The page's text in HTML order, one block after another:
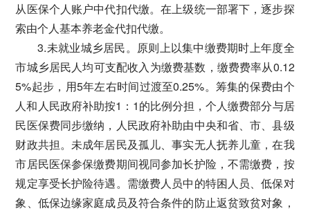
从医保个人账户中代扣代缴。在上级统一部署下，逐步探
索由个人基本养老金代扣代缴。
3.未就业城乡居民。原则上以集中缴费期时上年度全
市城乡居民人均可支配收入为缴费基数，缴费费率从0.12
5%起步，用5年左右时间过渡至0.25%。筹集的保费由个
人和人民政府补助按1：1的比例分担，个人缴费部分与居
民医保费同步缴纳，人民政府补助由中央和省、市、县级
财政共担。未成年居民及孤儿、事实无人抚养儿童，在我
市居民医保参保缴费期间视同参加长护险，不需缴费，按
规定享受长护险待遇。需缴费人员中的特困人员、低保对
象、低保边缘家庭成员及符合条件的防止返贫致贫对象，